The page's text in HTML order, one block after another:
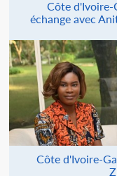
Côte d'Ivoire-
échange avec
Côte d'Ivoire-